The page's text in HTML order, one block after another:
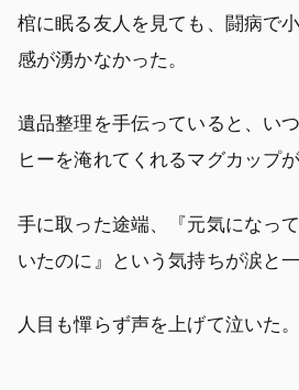
棺に眠る友人を見ても、闘病で
感が湧かなかった。
遺品整理を手伝っていると、い
ヒーを淹れてくれるマグカップが
手に取った途端、『元気になっ
いたのに』という気持ちが涙と
人目も憚らず声を上げて泣いた。